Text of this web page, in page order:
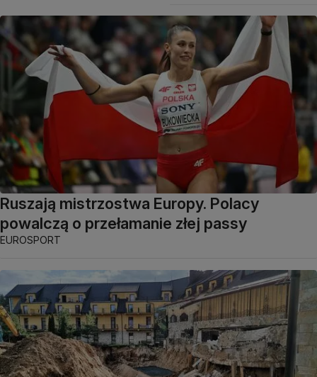
Ruszają mistrzostwa Europy. Polacy
powalczą o przełamanie złej passy
EUROSPORT